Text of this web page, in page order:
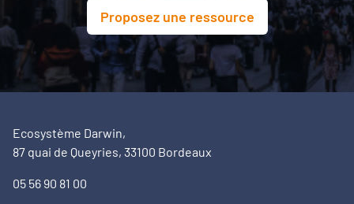
Proposez une ressource
Ecosystème Darwin,
87 quai de Queyries, 33100 Bordeaux
05 56 90 81 00